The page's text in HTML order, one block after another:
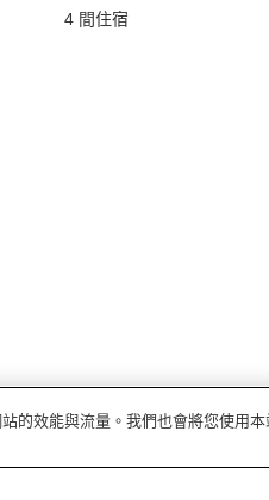
4 間住宿
的效能與流量。我們也會將您使用